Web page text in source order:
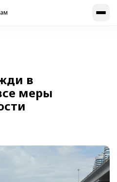
в
меры